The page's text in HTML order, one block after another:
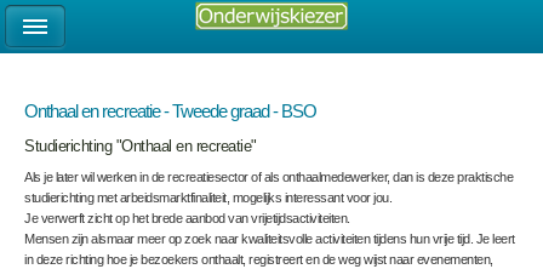
Onthaal en recreatie - Tweede graad - BSO
Studierichting "Onthaal en recreatie"
Als je later wil werken in de recreatiesector of als onthaalmedewerker, dan is deze praktische
studierichting met arbeidsmarktfinaliteit, mogelijks interessant voor jou.
Je verwerft zicht op het brede aanbod van vrijetijdsactiviteiten.
Mensen zijn alsmaar meer op zoek naar kwaliteitsvolle activiteiten tijdens hun vrije tijd. Je leert
in deze richting hoe je bezoekers onthaalt, registreert en de weg wijst naar evenementen,